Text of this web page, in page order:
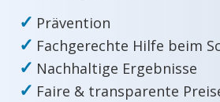
✓ Prävention
✓ Fachgerechte Hilfe beim
✓ Nachhaltige Ergebnisse
✓ Faire & transparente